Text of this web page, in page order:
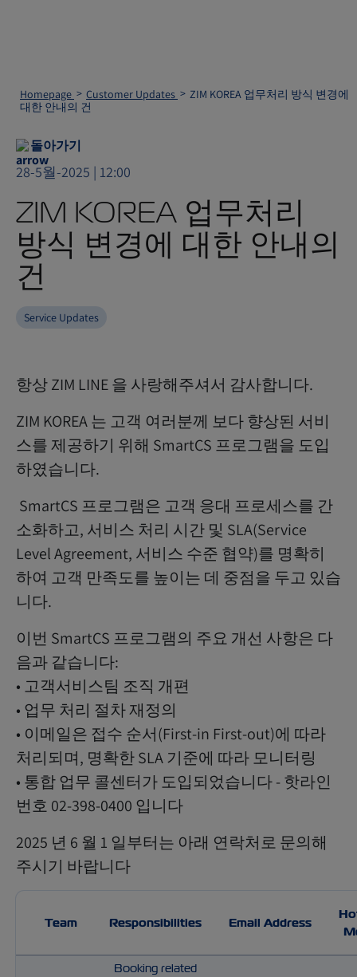
Homepage Customer Updates
ZIM KOREA 업무처리 방식 변경에
대한 안내의 건
돌아가기
28-5월-2025 | 12:00
ZIM KOREA 업무처리
방식 변경에 대한 안내의
건
Service Updates
항상 ZIM LINE 을 사랑해주셔서 감사합니다.
ZIM KOREA 는 고객 여러분께 보다 향상된 서비
스를 제공하기 위해 SmartCS 프로그램을 도입
하였습니다.
SmartCS 프로그램은 고객 응대 프로세스를 간
소화하고, 서비스 처리 시간 및 SLA(Service
Level Agreement, 서비스 수준 협약)를 명확히
하여 고객 만족도를 높이는 데 중점을 두고 있습
니다.
이번 SmartCS 프로그램의 주요 개선 사항은 다
음과 같습니다:
• 고객서비스팀 조직 개편
• 업무 처리 절차 재정의
• 이메일은 접수 순서(First-in First-out)에 따라
처리되며, 명확한 SLA 기준에 따라 모니터링
• 통합 업무 콜센터가 도입되었습니다 - 핫라인
번호 02-398-0400 입니다
2025 년 6 월 1 일부터는 아래 연락처로 문의해
주시기 바랍니다
Team Responsibilities Email Address
Booking related